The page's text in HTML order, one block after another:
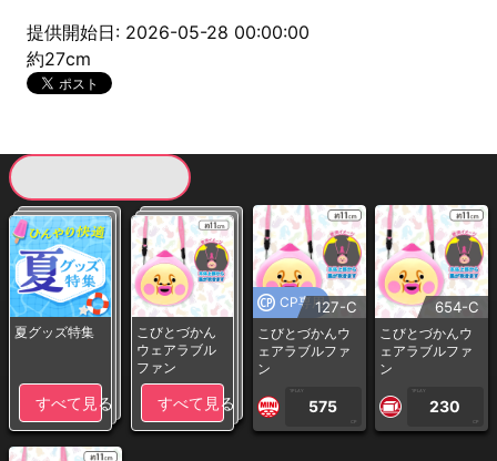
提供開始日: 2026-05-28 00:00:00
約27cm
夏グッズ特集
すべて見る
こびとづかん
ウェアラブル
ファン
すべて見る
CP専用127-C
こびとづかんウ
ェアラブルファ
ン
1PLAY
575
CP
654-C
こびとづかんウ
ェアラブルファ
ン
1PLAY
230
CP